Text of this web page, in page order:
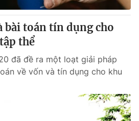
bài toán tín dụng cho
thể
đã đề ra một loạt giải pháp
về vốn và tín dụng cho khu